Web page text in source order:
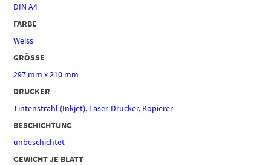
DIN A4
FARBE
Weiss
GRÖSSE
297 mm x 210 mm
DRUCKER
Tintenstrahl (Inkjet), Laser-Drucker, Kopierer
BESCHICHTUNG
unbeschichtet
GEWICHT JE BLATT